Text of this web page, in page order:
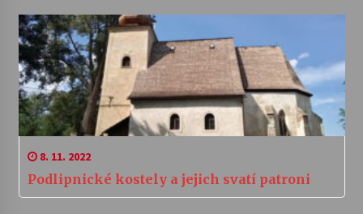
8. 11. 2022
Podlipnické kostely a jejich svatí patroni